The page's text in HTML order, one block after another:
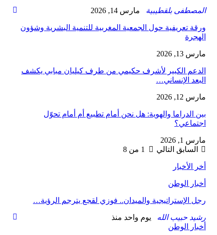
المصطفى بلقطيبية مارس 14, 2026
ورقة تعريفية حول الجمعية المغربية للتنمية البشرية وشؤون
الهجرة
مارس 13, 2026
الدعم الكبير لأشرف حكيمي من طرف كيليان مبابي يكشف
البعد الإنساني…
مارس 12, 2026
بين الدراما والهوية: هل نحن أمام تطبيع أم أمام تحوّل
اجتماعي؟
مارس 1, 2026
السابقالتالي 1 من 8
أخر الأخبار
أخبار الوطن
رجل الإستراتيجية والميدان.. فوزي لقجع يترجم الرؤية…
رشيد حبيب الله
يوم واحد منذ
أخبار الوطن